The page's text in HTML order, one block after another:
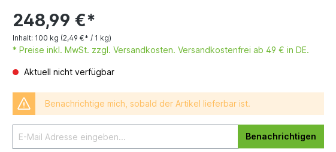
248,99 €*
Inhalt: 100 kg (2,49 €* / 1 kg)
* Preise inkl. MwSt. zzgl. Versandkosten. Versandkostenfrei ab 49 € in DE.
Aktuell nicht verfügbar
Benachrichtige mich, sobald der Artikel lieferbar ist.
Benachrichtigen